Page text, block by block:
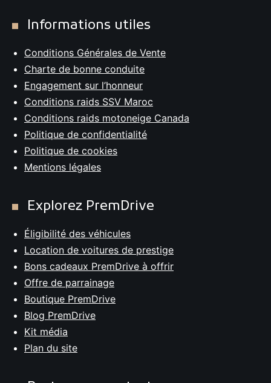
Informations utiles
Conditions Générales de Vente
Charte de bonne conduite
Engagement sur l’honneur
Conditions raids SSV Maroc
Conditions raids motoneige Canada
Politique de confidentialité
Politique de cookies
Mentions légales
Explorez PremDrive
Éligibilité des véhicules
Location de voitures de prestige
Bons cadeaux PremDrive à offrir
Offre de parrainage
Boutique PremDrive
Blog PremDrive
Kit média
Plan du site